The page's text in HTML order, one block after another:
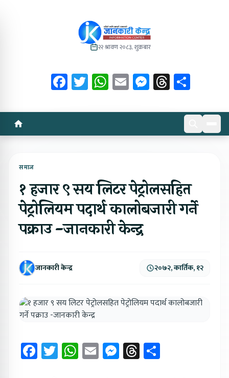
२२ श्रावण २०८३, शुक्रबार
Facebook
Twitter
WhatsApp
EmailMessenger
Threads
समाज
१ हजार ९ सय लिटर पेट्रोलसहित
पेट्रोलियम पदार्थ कालोबजारी गर्ने
पक्राउ -जानकारी केन्द्र
जानकारी केन्द्र २०७२, कार्तिक, १२
Facebook
Twitter
WhatsApp
EmailMessenger
Threads